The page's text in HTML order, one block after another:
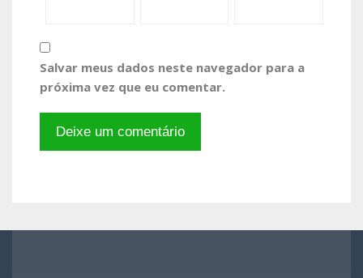
Salvar meus dados neste navegador para a
próxima vez que eu comentar.